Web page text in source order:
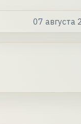
07 августа